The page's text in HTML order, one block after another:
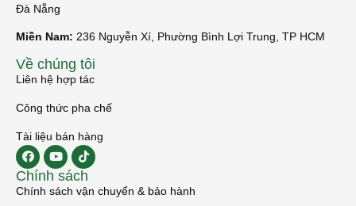
Đà Nẵng
Miền Nam: 236 Nguyễn Xí, Phường Bình Lợi Trung, TP HCM
Về chúng tôi
Liên hệ hợp tác
Công thức pha chế
Tài liệu bán hàng
Chính sách
Chính sách vận chuyển & bảo hành